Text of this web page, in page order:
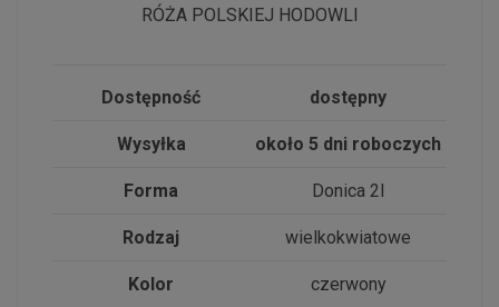
RÓŻA POLSKIEJ HODOWLI
Dostępność dostępny
Wysyłka około 5 dni roboczych
Forma Donica 2l
Rodzaj wielkokwiatowe
Kolor czerwony